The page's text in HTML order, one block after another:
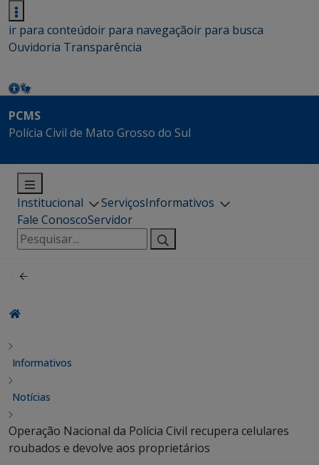
ir para conteúdoir para navegaçãoir para busca
Ouvidoria Transparência
PCMS
Polícia Civil de Mato Grosso do Sul
Institucional ServiçosInformativos
Fale ConoscoServidor
Pesquisar
por:
Informativos
Notícias
Operação Nacional da Polícia Civil recupera celulares
roubados e devolve aos proprietários